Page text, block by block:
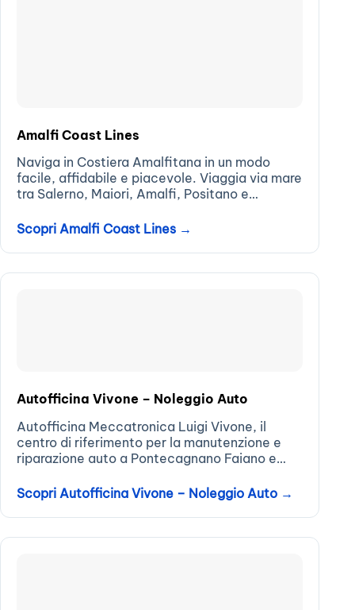
Amalfi Coast Lines
Naviga in Costiera Amalfitana in un modo
facile, affidabile e piacevole. Viaggia via mare
tra Salerno, Maiori, Amalfi, Positano e
Scopri Amalfi Coast Lines →
Autofficina Vivone – Noleggio Auto
Autofficina Meccatronica Luigi Vivone, il
centro di riferimento per la manutenzione e
riparazione auto a Pontecagnano Faiano e
settore automotive, strumentazione
all’avanguardia e meccatronici certificati,
offriamo servizi...
Scopri Autofficina Vivone – Noleggio Auto →